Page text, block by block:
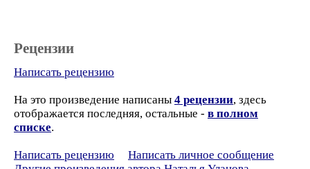
Рецензии
Написать рецензию
На это произведение написаны 4 рецензии, здесь
отображается последняя, остальные - в полном
списке.
Написать рецензию
Написать личное сообщение